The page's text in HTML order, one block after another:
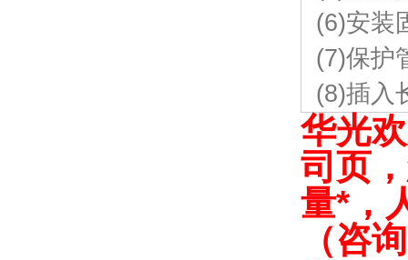
(6)安装
(7)保护
(8)插入
华光
司 页
量*，
（咨